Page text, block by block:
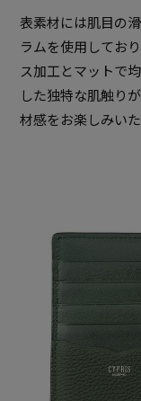
表素材には肌目の
ラムを使用してお
ス加工とマットで
した独特な肌触り
材感をお楽しみい